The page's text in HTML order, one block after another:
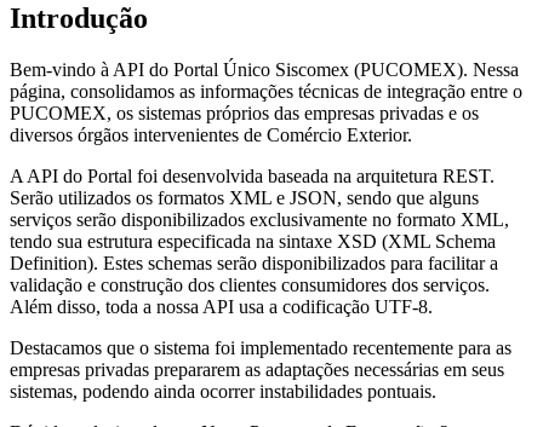
Introdução
Bem-vindo à API do Portal Único Siscomex (PUCOMEX). Nessa
página, consolidamos as informações técnicas de integração entre o
PUCOMEX, os sistemas próprios das empresas privadas e os
diversos órgãos intervenientes de Comércio Exterior.
A API do Portal foi desenvolvida baseada na arquitetura REST.
Serão utilizados os formatos XML e JSON, sendo que alguns
serviços serão disponibilizados exclusivamente no formato XML,
tendo sua estrutura especificada na sintaxe XSD (XML Schema
Definition). Estes schemas serão disponibilizados para facilitar a
validação e construção dos clientes consumidores dos serviços.
Além disso, toda a nossa API usa a codificação UTF-8.
Destacamos que o sistema foi implementado recentemente para as
empresas privadas prepararem as adaptações necessárias em seus
sistemas, podendo ainda ocorrer instabilidades pontuais.